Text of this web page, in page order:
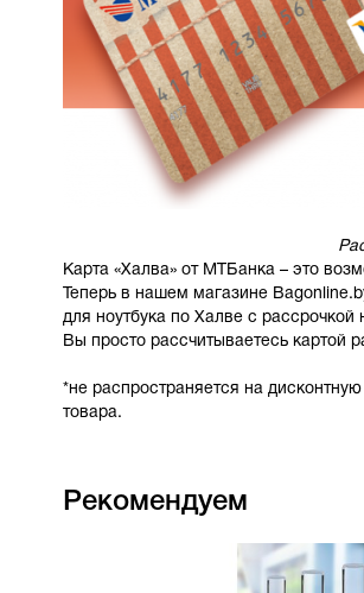
Карта «Халва» от МТБанка – это
Теперь в нашем магазине
для ноутбукапо Халве с рассрочкой
Вы просто рассчитываетесь картой
*не распространяется на
товара.
Рекомендуем